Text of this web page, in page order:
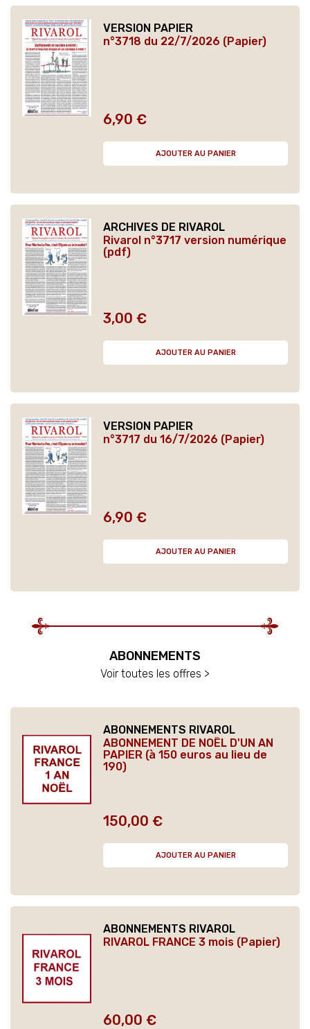
VERSION PAPIER
n°3718 du 22/7/2026 (Papier)
Prix
6,90 €
AJOUTER AU PANIER
ARCHIVES DE RIVAROL
Rivarol n°3717 version numérique
(pdf)
Prix
3,00 €
AJOUTER AU PANIER
VERSION PAPIER
n°3717 du 16/7/2026 (Papier)
Prix
6,90 €
AJOUTER AU PANIER
ABONNEMENTS
Voir toutes les offres >
ABONNEMENTS RIVAROL
ABONNEMENT DE NOËL D'UN AN
PAPIER (à 150 euros au lieu de
190)
Prix
150,00 €
AJOUTER AU PANIER
ABONNEMENTS RIVAROL
RIVAROL FRANCE 3 mois (Papier)
Prix
60,00 €